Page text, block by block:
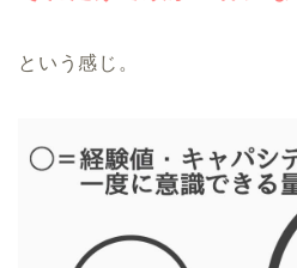
という感じ。